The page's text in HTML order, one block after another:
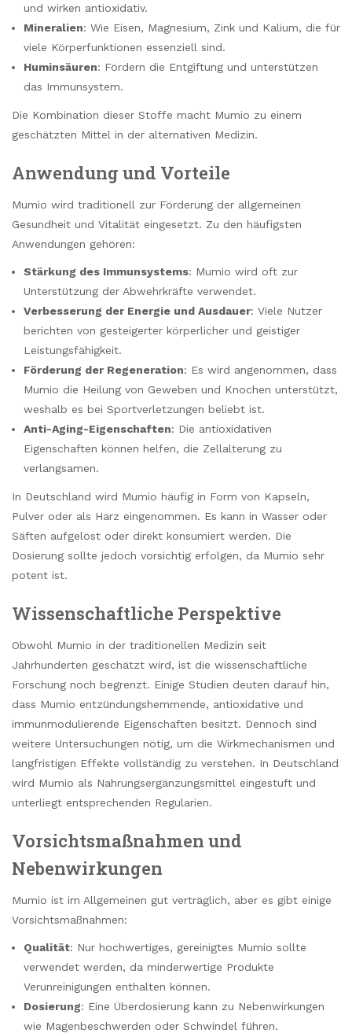
und wirken antioxidativ.
Mineralien: Wie Eisen, Magnesium, Zink und Kalium, die für
viele Körperfunktionen essenziell sind.
Huminsäuren: Fördern die Entgiftung und unterstützen
das Immunsystem.
Die Kombination dieser Stoffe macht Mumio zu einem
geschätzten Mittel in der alternativen Medizin.
Anwendung und Vorteile
Mumio wird traditionell zur Förderung der allgemeinen
Gesundheit und Vitalität eingesetzt. Zu den häufigsten
Anwendungen gehören:
Stärkung des Immunsystems: Mumio wird oft zur
Unterstützung der Abwehrkräfte verwendet.
Verbesserung der Energie und Ausdauer: Viele Nutzer
berichten von gesteigerter körperlicher und geistiger
Leistungsfähigkeit.
Förderung der Regeneration: Es wird angenommen, dass
Mumio die Heilung von Geweben und Knochen unterstützt,
weshalb es bei Sportverletzungen beliebt ist.
Anti-Aging-Eigenschaften: Die antioxidativen
Eigenschaften können helfen, die Zellalterung zu
verlangsamen.
In Deutschland wird Mumio häufig in Form von Kapseln,
Pulver oder als Harz eingenommen. Es kann in Wasser oder
Säften aufgelöst oder direkt konsumiert werden. Die
Dosierung sollte jedoch vorsichtig erfolgen, da Mumio sehr
potent ist.
Wissenschaftliche Perspektive
Obwohl Mumio in der traditionellen Medizin seit
Jahrhunderten geschätzt wird, ist die wissenschaftliche
Forschung noch begrenzt. Einige Studien deuten darauf hin,
dass Mumio entzündungshemmende, antioxidative und
immunmodulierende Eigenschaften besitzt. Dennoch sind
weitere Untersuchungen nötig, um die Wirkmechanismen und
langfristigen Effekte vollständig zu verstehen. In Deutschland
wird Mumio als Nahrungsergänzungsmittel eingestuft und
unterliegt entsprechenden Regularien.
Vorsichtsmaßnahmen und
Nebenwirkungen
Mumio ist im Allgemeinen gut verträglich, aber es gibt einige
Vorsichtsmaßnahmen:
Qualität: Nur hochwertiges, gereinigtes Mumio sollte
verwendet werden, da minderwertige Produkte
Verunreinigungen enthalten können.
Dosierung: Eine Überdosierung kann zu Nebenwirkungen
wie Magenbeschwerden oder Schwindel führen.